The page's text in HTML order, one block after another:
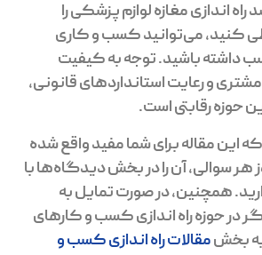
اندازی مغازه لوازم پزشکی را
کنید، می‌توانید کسب و کاری
داشته باشید. توجه به کیفیت
و رعایت استانداردهای قانونی،
حوزه رقابتی است.
که این مقاله برای شما مفید واقع شده
هر سوالی، آن را در بخش دیدگاه‌ها با
همچنین، در صورت تمایل به
در حوزه راه اندازی کسب و کارهای
بخشمقالات راه اندازی کسب و